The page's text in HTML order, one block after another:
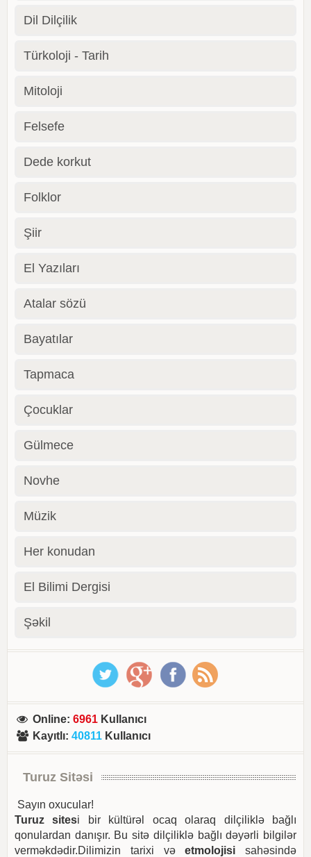
Dil Dilçilik
Türkoloji - Tarih
Mitoloji
Felsefe
Dede korkut
Folklor
Şiir
El Yazıları
Atalar sözü
Bayatılar
Tapmaca
Çocuklar
Gülmece
Novhe
Müzik
Her konudan
El Bilimi Dergisi
Şəkil
Online:6961 Kullanıcı
Kayıtlı:40811 Kullanıcı
Turuz Sitəsi
Sayın oxucular!
Turuz sitesi bir kültürəl ocaq olaraq dilçiliklə bağlı
qonulardan danışır. Bu sitə dilçiliklə bağlı dəyərli bilgilər
verməkdədir.Dilimizin tarixi vəetmolojisi sahəsində